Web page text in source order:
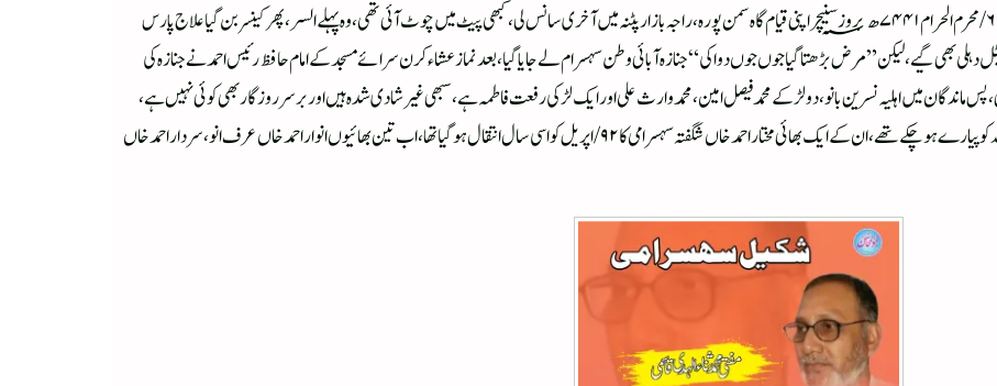
شکیل سہسرامی نے دنیا کو خیرباد کہہ دیا، ۲۱/جولائی ۵۲۰۲ء؁ مطابق۶۱/محرم الحرام ۷۴۴۱ھ؁ بروز سنیچر اپنی قیام گاہ سمن پورہ، راجہ بازار پٹنہ میں آخری سانس لی، کبھی پیٹ میں چوٹ آئی تھی، وہ پہلے السر، پھر کینسر بن گیا علاج پارس
دہلی بھی گیے، لیکن”مرض بڑھتا گیا جوں جوں دوا کی“ جنازہ آبائی وطن سہسرام لے جایا گیا، بعد نماز عشاء کرن سرائے مسجد کے امام حافظ رئیس احمد نے جنازہ کی
ماندگان میں اہلیہ نسرین بانو، دو لڑکے محمد فیصل امین، محمد وارث علی اور ایک لڑکی رفعت فاطمہ ہے، سبھی غیر شادی شدہ ہیں اور برسر روزگار بھی کوئی نہیں ہے،
شکیل صاحب چھ بھائیوں میں سب سے چھوٹے تھے، دو بھائی پہلے اللہ کو پیارے ہوچکے تھے، ان کے ایک بھائی مختار احمد خاں شگفتہ سہسرامی کا ۹۲/اپریل کو اسی سال انتقال ہوگیا تھا، اب تین بھائیوں انوار احمد خاں عرف انو، سردار احمد خاں